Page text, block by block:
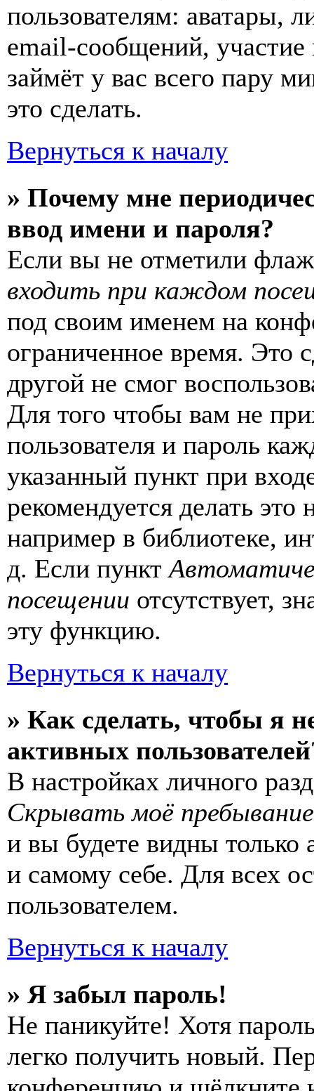
пользователям: аватары,
email-сообщений, участие
займёт у вас всего пару
это сделать.
Вернуться к началу
» Почему мне
ввод имени и пароля?
Если вы не отметили
входить при каждом
под своим именем на
ограниченное время. Это
другой не смог
Для того чтобы вам не
пользователя и пароль
указанный пункт при
рекомендуется делать
например в библиотеке,
д. Если пункт
посещении отсутствует,
эту функцию.
Вернуться к началу
» Как сделать, чтобы я
активных
В настройках личного
Скрывать моё
и вы будете видны только
и самому себе. Для всех
пользователем.
Вернуться к началу
» Я забыл пароль!
Не паникуйте! Хотя
легко получить новый.